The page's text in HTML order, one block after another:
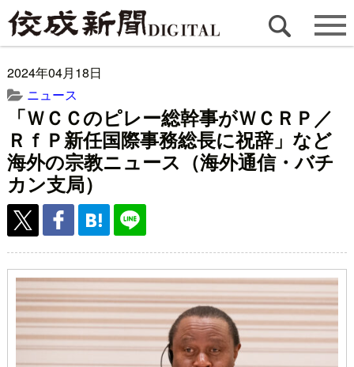
2024年04月18日
ニュース
「ＷＣＣのピレー総幹事がＷＣＲＰ／
ＲｆＰ新任国際事務総長に祝辞」など
海外の宗教ニュース（海外通信・バチ
カン支局）